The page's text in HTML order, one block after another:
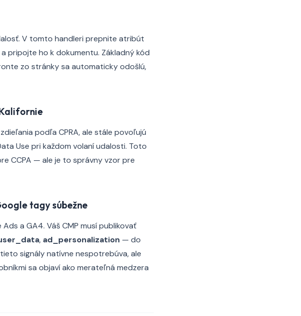
V tomto handleri prepnite atribút
a pripojte ho k dokumentu. Základný kód
zo stránky sa automaticky odošlú,
podľa CPRA, ale stále povoľujú
Use pri každom volaní udalosti. Toto
CCPA — ale je to správny vzor pre
tagy súbežne
a GA4. Váš CMP musí publikovať
, ad_personalization — do
signály natívne nespotrebúva, ale
sa objaví ako merateľná medzera